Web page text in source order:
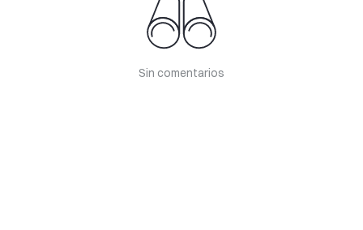
Sin comentarios